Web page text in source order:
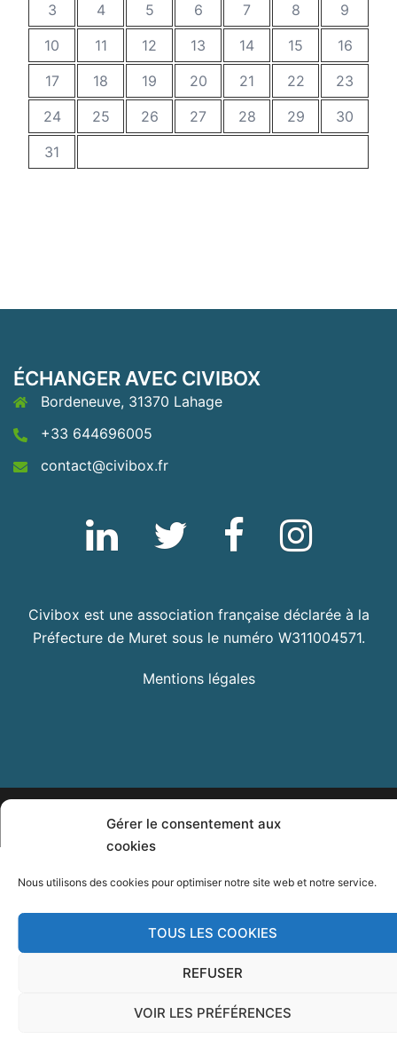
Gérer le consentement aux
cookies
Nous utilisons des cookies pour optimiser notre site web et notre service.
TOUS LES COOKIES
REFUSER
VOIR LES PRÉFÉRENCES
3
4 5 6 7 8
9
10
11 12 13 14 15
16
17
18 19 20 21 22
23
24
25 26 27 28 29
30
31
ÉCHANGER AVEC CIVIBOX
Bordeneuve, 31370 Lahage
+33 644696005
contact@civibox.fr
Linkedin Twitter Fb Instagram
Civibox est une association française déclarée à la
Préfecture de Muret sous le numéro W311004571.
Mentions légales
© 2026 Civibox. Fièrement propulsé par